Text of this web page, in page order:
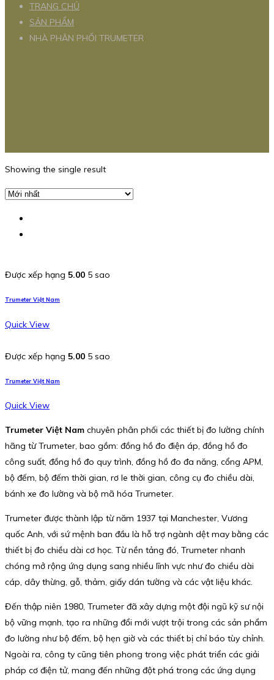
TRANG CHỦ
SẢN PHẨM
NHÀ PHÂN PHỐI TRUMETER
Showing the single result
Được xếp hạng 5.00 5 sao
Trumeter Việt Nam
Quick View
Được xếp hạng 5.00 5 sao
Trumeter Việt Nam
Quick View
Trumeter Việt Nam chuyên phân phối các thiết bị đo lường chính
hãng từ Trumeter, bao gồm: đồng hồ đo điện áp, đồng hồ đo
công suất, đồng hồ đo quy trình, đồng hồ đo đa năng, cổng APM,
bộ đếm, bộ đếm thời gian, rơ le thời gian, công cụ đo chiều dài,
bánh xe đo lường và bộ mã hóa Trumeter.
Trumeter được thành lập từ năm 1937 tại Manchester, Vương
quốc Anh, với sứ mệnh ban đầu là hỗ trợ ngành dệt may bằng các
thiết bị đo chiều dài cơ học. Từ nền tảng đó, Trumeter nhanh
chóng mở rộng ứng dụng sang nhiều lĩnh vực như đo chiều dài
cáp, dây thừng, gỗ, thảm, giấy dán tường và các vật liệu khác.
Đến thập niên 1980, Trumeter đã xây dựng một đội ngũ kỹ sư nội
bộ vững mạnh, tạo ra những đổi mới vượt trội trong các sản phẩm
đo lường như bộ đếm, bộ hẹn giờ và các thiết bị chỉ báo tùy chỉnh.
Ngoài ra, công ty cũng tiên phong trong việc phát triển các giải
pháp cơ điện tử, mang đến những đột phá trong các ứng dụng